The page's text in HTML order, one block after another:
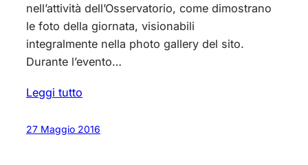
nell’attività dell’Osservatorio, come dimostrano
le foto della giornata, visionabili
integralmente nella photo gallery del sito.
Durante l’evento…
Leggi tutto
27 Maggio 2016